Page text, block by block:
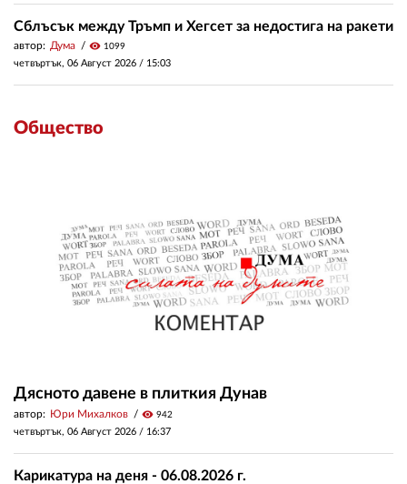
Сблъсък между Тръмп и Хегсет за недостига на ракети
автор: Дума visibility 1099
четвъртък, 06 Август 2026 / 15:03
Общество
Дясното давене в плиткия Дунав
автор: Юри Михалков visibility 942
четвъртък, 06 Август 2026 / 16:37
Карикатура на деня - 06.08.2026 г.